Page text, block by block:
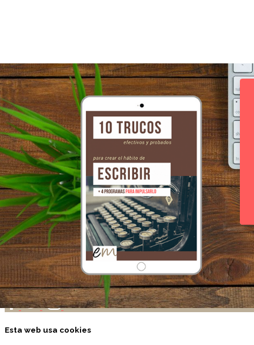
Copyright 2018 by Ainhoa Lizarraga | Aviso Legal
Esta web usa cookies